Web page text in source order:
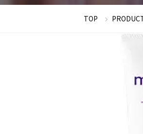
TOP